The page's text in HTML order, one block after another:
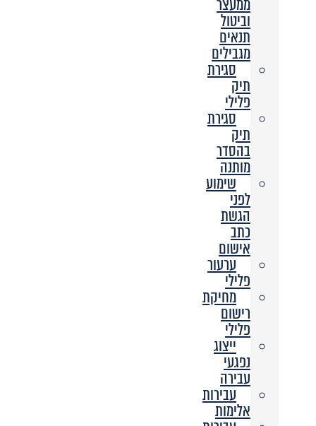
וביטול
תנאים
מגבילים
סגירת
תיק
פלילי
סגירת
תיק
בהסדר
מותנה
שימוע
לפני
הגשת
כתב
אישום
ערעור
פלילי
מחיקת
רישום
פלילי
ייצוג
נפגעי
עבירה
עבירות
אלימות